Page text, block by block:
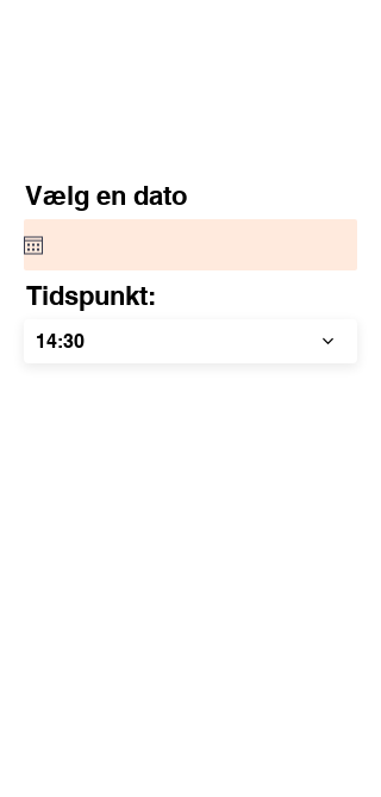
Vælg en dato
Tidspunkt:
14:30